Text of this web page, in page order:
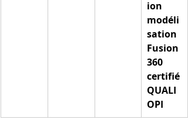
ion
modéli
sation
Fusion
360
certifié
QUALI
OPI